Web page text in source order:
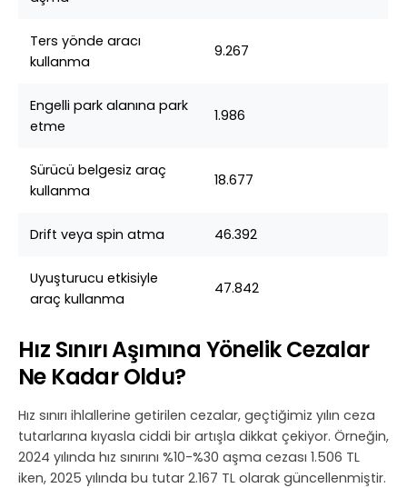
Ters yönde aracı
kullanma
9.267
Engelli park alanına park
etme
1.986
Sürücü belgesiz araç
kullanma
18.677
Drift veya spin atma 46.392
Uyuşturucu etkisiyle
araç kullanma
47.842
Hız Sınırı Aşımına Yönelik Cezalar
Ne Kadar Oldu?
Hız sınırı ihlallerine getirilen cezalar, geçtiğimiz yılın ceza
tutarlarına kıyasla ciddi bir artışla dikkat çekiyor. Örneğin,
2024 yılında hız sınırını %10-%30 aşma cezası 1.506 TL
iken, 2025 yılında bu tutar 2.167 TL olarak güncellenmiştir.